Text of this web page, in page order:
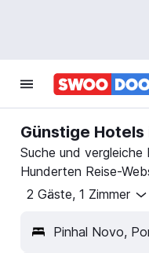
Günstige Hotels
Suche und
Hunderten Reise-
2 Gäste, 1 Zimmer
Pinhal Novo,